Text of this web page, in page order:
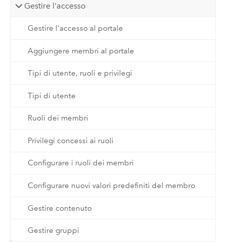
Gestire l'accesso
Gestire l'accesso al portale
Aggiungere membri al portale
Tipi di utente, ruoli e privilegi
Tipi di utente
Ruoli dei membri
Privilegi concessi ai ruoli
Configurare i ruoli dei membri
Configurare nuovi valori predefiniti del membro
Gestire contenuto
Gestire gruppi